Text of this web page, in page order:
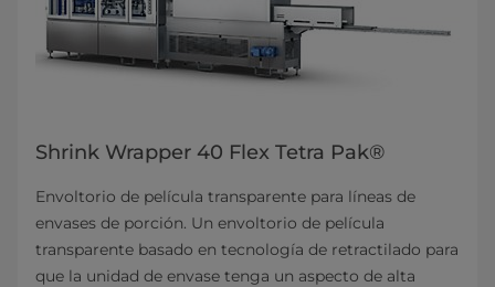
Shrink Wrapper 40 Flex Tetra Pak®
Envoltorio de película transparente para líneas de
envases de porción. Un envoltorio de película
transparente basado en tecnología de retractilado para
que la unidad de envase tenga un aspecto de alta